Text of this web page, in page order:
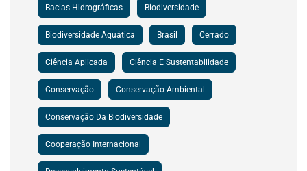
Bacias Hidrográficas Biodiversidade
Biodiversidade Aquática Brasil Cerrado
Ciência Aplicada Ciência E Sustentabilidade
Conservação Conservação Ambiental
Conservação Da Biodiversidade
Cooperação Internacional